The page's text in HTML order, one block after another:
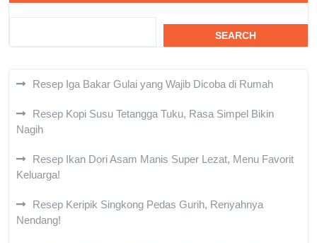
SEARCH
Resep Iga Bakar Gulai yang Wajib Dicoba di Rumah
Resep Kopi Susu Tetangga Tuku, Rasa Simpel Bikin
Nagih
Resep Ikan Dori Asam Manis Super Lezat, Menu Favorit
Keluarga!
Resep Keripik Singkong Pedas Gurih, Renyahnya
Nendang!